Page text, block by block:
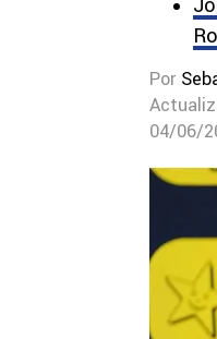
Por
04/06/